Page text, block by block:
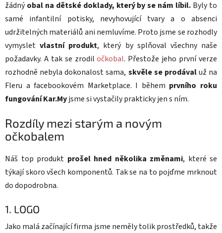
žádnýobal na dětské doklady, který by se nám líbil. Byly to
samé infantilní potisky, nevyhovující tvary a o absenci
udržitelných materiálů ani nemluvíme. Proto jsme se rozhodly
vymysletvlastní produkt, který by splňoval všechny naše
požadavky. A tak se zrodiločkobal. Přestože jeho první verze
rozhodně nebyla dokonalost sama, skvěle se prodávaluž na
Fleru a facebookovém Marketplace. I během prvního roku
fungování Kar.Myjsme si vystačily prakticky jen s ním.
Rozdíly mezi starým a novým
očkobalem
Náš top produkt prošel hned několika změnami, které se
týkají skoro všech komponentů. Tak se na to pojďme mrknout
do dopodrobna.
1. LOGO
Jako malá začínající firma jsme neměly tolik prostředků, takže